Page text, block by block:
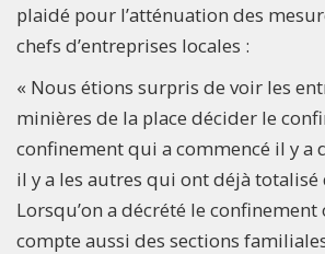
plaidé pour l’atténuation des
chefs d’entreprises locales :
« Nous étions surpris de voir les
minières de la place décider le
confinement qui a commencé il y a
il y a les autres qui ont déjà
Lorsqu’on a décrété le
compte aussi des sections